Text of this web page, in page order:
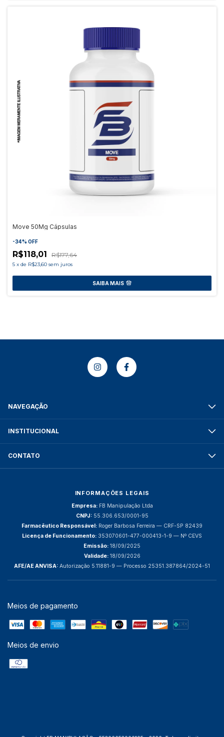
Move 50Mg Cápsulas
-34% OFF
R$118,01 R$177,64
5 x de R$23,60 sem juros
SAIBA MAIS
NAVEGAÇÃO
INSTITUCIONAL
CONTATO
INFORMAÇÕES LEGAIS
Empresa:FB Manipulação Ltda
CNPJ:55.306.653/0001-95
Farmacêutico Responsável: Roger Barbosa Ferreira — CRF-SP 82439
Licença de Funcionamento: 353070601-477-000413-1-9 — Nº CEVS
Emissão: 18/09/2025
Validade:18/09/2026
AFE/AE ANVISA: Autorização 5.11881-9 — Processo 25351.387864/2024-51
Meios de pagamento
Meios de envio